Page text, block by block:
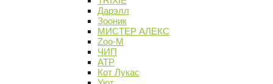
Дарэлл
Зооник
МИСТЕР АЛЕКС
Zoo-M
ЧИП
АТР
Кот Лукас